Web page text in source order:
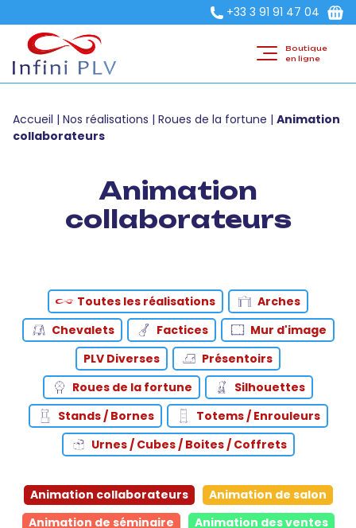
+33 3 91 91 47 04
Boutique
en ligne
Accueil | Nos réalisations | Roues de la fortune | Animation
collaborateurs
Animation
collaborateurs
Toutes les réalisations
Arches
Chevalets
Factices
Mur d'image
PLV Diverses
Présentoirs
Roues de la fortune
Silhouettes
Stands / Bornes
Totems / Enrouleurs
Urnes / Cubes / Boites / Coffrets
Animation collaborateurs
Animation de salon
Animation de séminaire
Animation des ventes